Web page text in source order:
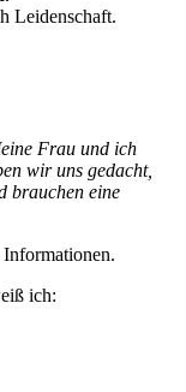
Leidenschaft.
Frau und ich
wir uns gedacht,
brauchen eine
ich: